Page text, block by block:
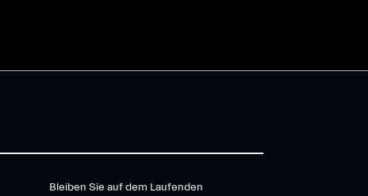
Bleiben Sie auf dem Laufenden